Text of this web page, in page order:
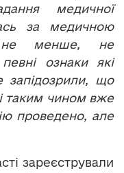
медичної
за медичною
не менше, не
певні ознаки які
що
таким чином вже
проведено, але
зареєстрували